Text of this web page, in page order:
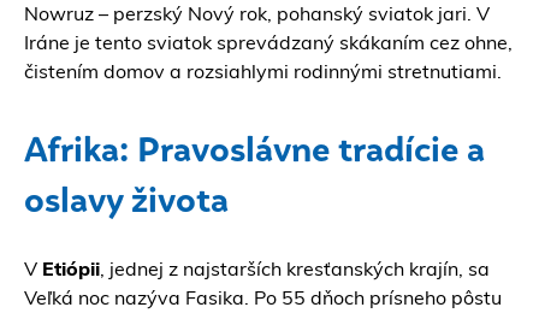
Nowruz – perzský Nový rok, pohanský sviatok jari. V
Iráne je tento sviatok sprevádzaný skákaním cez ohne,
čistením domov a rozsiahlymi rodinnými stretnutiami.
Afrika: Pravoslávne tradície a
oslavy života
V Etiópii, jednej z najstarších kresťanských krajín, sa
Veľká noc nazýva Fasika. Po 55 dňoch prísneho pôstu